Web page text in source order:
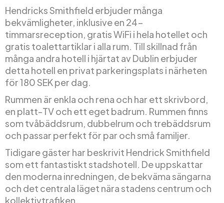
Hendricks Smithfield erbjuder många
bekvämligheter, inklusive en 24-
timmarsreception, gratis WiFi i hela hotellet och
gratis toalettartiklar i alla rum. Till skillnad från
många andra hotell i hjärtat av Dublin erbjuder
detta hotell en privat parkeringsplats i närheten
för 180 SEK per dag.
Rummen är enkla och rena och har ett skrivbord,
en platt-TV och ett eget badrum. Rummen finns
som tvåbäddsrum, dubbelrum och trebäddsrum
och passar perfekt för par och små familjer.
Tidigare gäster har beskrivit Hendrick Smithfield
som ett fantastiskt stadshotell. De uppskattar
den moderna inredningen, de bekväma sängarna
och det centrala läget nära stadens centrum och
kollektivtrafiken.